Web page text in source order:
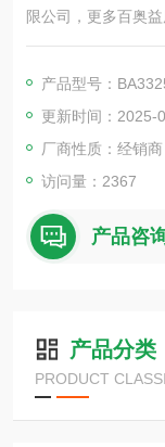
限公司，更多百奥
产品型号：
更新时间：2025-
厂商性质：经销商
访问量：2367
产品咨
产品分类
PRODUCT